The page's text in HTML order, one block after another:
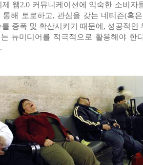
웹2.0 커뮤니케이션에 익숙한 소비자
통해 토로하고, 관심을 갖는 네티즌(혹
증폭 및 확산시키기 때문에, 성공적인
뉴미디어를 적극적으로 활용해야 한